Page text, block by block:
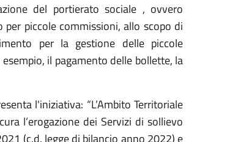
del portierato sociale , ovvero
piccole commissioni, allo scopo di
per la gestione delle piccole
il pagamento delle bollette, la
l'iniziativa: “L’Ambito Territoriale
l’erogazione dei Servizi di sollievo
(c.d. legge di bilancio anno 2022) e